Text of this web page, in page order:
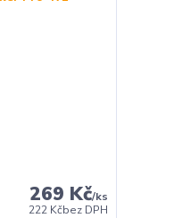
269 Kč/ks
222 Kčbez DPH